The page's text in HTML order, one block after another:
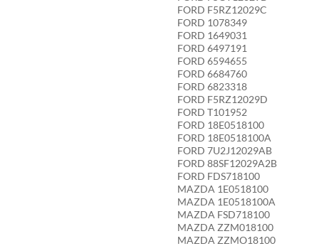
FORD F5RZ12029C
FORD 1078349
FORD 1649031
FORD 6497191
FORD 6594655
FORD 6684760
FORD 6823318
FORD F5RZ12029D
FORD T101952
FORD 18E0518100
FORD 18E0518100A
FORD 7U2J12029AB
FORD 88SF12029A2B
FORD FDS718100
MAZDA 1E0518100
MAZDA 1E0518100A
MAZDA FSD718100
MAZDA ZZM018100
MAZDA ZZMO18100